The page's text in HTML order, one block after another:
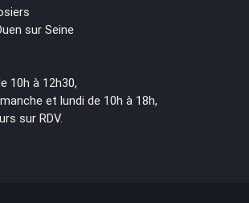
sur Seine
10h à 12h30,
et lundi de 10h à 18h,
sur RDV.